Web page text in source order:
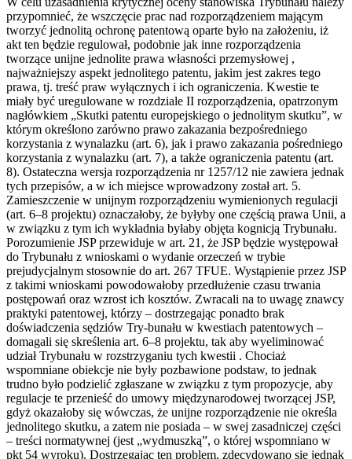
przypomnieć, że wszczęcie prac nad rozporządzeniem mającym
tworzyć jednolitą ochronę patentową oparte było na założeniu, iż
akt ten będzie regulował, podobnie jak inne rozporządzenia
tworzące unijne jednolite prawa własności przemysłowej ,
najważniejszy aspekt jednolitego patentu, jakim jest zakres tego
prawa, tj. treść praw wyłącznych i ich ograniczenia. Kwestie te
miały być uregulowane w rozdziale II rozporządzenia, opatrzonym
nagłówkiem „Skutki patentu europejskiego o jednolitym skutku”, w
którym określono zarówno prawo zakazania bezpośredniego
korzystania z wynalazku (art. 6), jak i prawo zakazania pośredniego
korzystania z wynalazku (art. 7), a także ograniczenia patentu (art.
8). Ostateczna wersja rozporządzenia nr 1257/12 nie zawiera jednak
tych przepisów, a w ich miejsce wprowadzony został art. 5.
Zamieszczenie w unijnym rozporządzeniu wymienionych regulacji
(art. 6–8 projektu) oznaczałoby, że byłyby one częścią prawa Unii, a
w związku z tym ich wykładnia byłaby objęta kognicją Trybunału.
Porozumienie JSP przewiduje w art. 21, że JSP będzie występował
do Trybunału z wnioskami o wydanie orzeczeń w trybie
prejudycjalnym stosownie do art. 267 TFUE. Wystąpienie przez JSP
z takimi wnioskami powodowałoby przedłużenie czasu trwania
postępowań oraz wzrost ich kosztów. Zwracali na to uwagę znawcy
praktyki patentowej, którzy – dostrzegając ponadto brak
doświadczenia sędziów Try-bunału w kwestiach patentowych –
domagali się skreślenia art. 6–8 projektu, tak aby wyeliminować
udział Trybunału w rozstrzyganiu tych kwestii . Chociaż
wspomniane obiekcje nie były pozbawione podstaw, to jednak
trudno było podzielić zgłaszane w związku z tym propozycje, aby
regulacje te przenieść do umowy międzynarodowej tworzącej JSP,
gdyż okazałoby się wówczas, że unijne rozporządzenie nie określa
jednolitego skutku, a zatem nie posiada – w swej zasadniczej części
– treści normatywnej (jest „wydmuszką”, o której wspomniano w
pkt 54 wyroku). Dostrzegając ten problem, zdecydowano się jednak